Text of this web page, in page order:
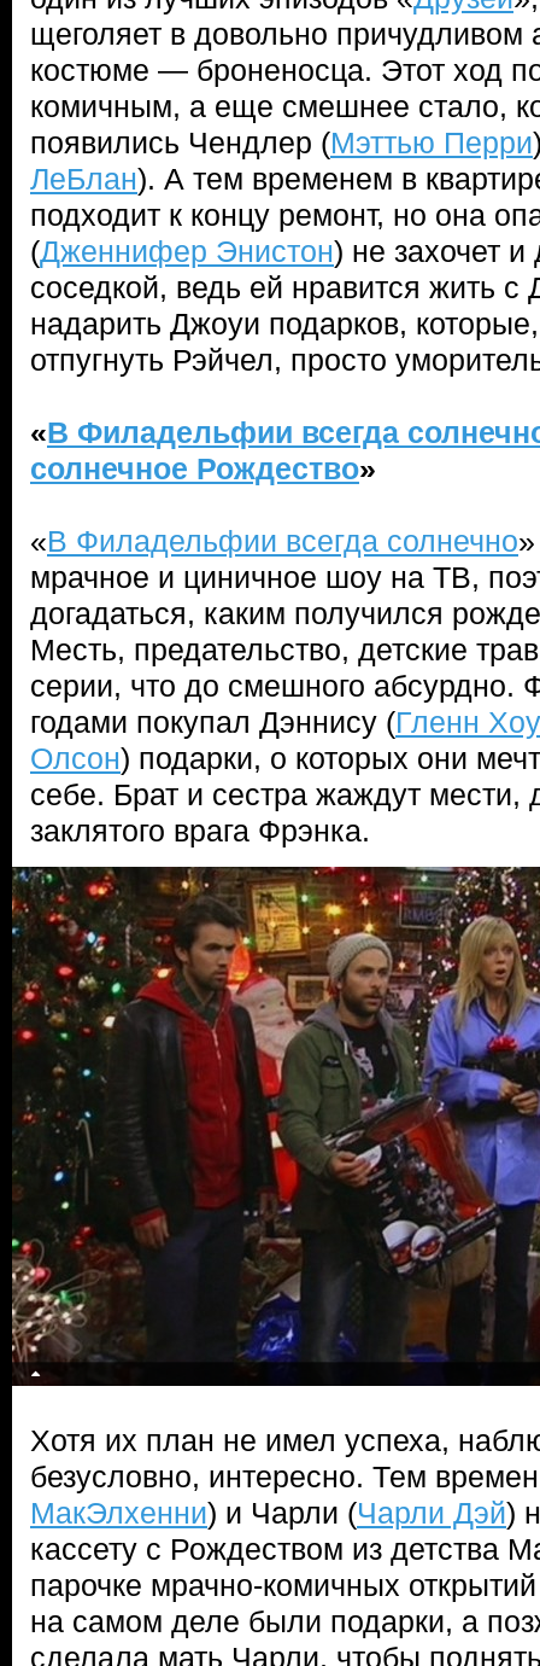
щеголяет в довольно причудливом
костюме — броненосца. Этот ход
комичным, а еще смешнее стало,
появились Чендлер (Мэттью Перри
ЛеБлан). А тем временем в
подходит к концу ремонт, но она
(Дженнифер Энистон) не захочет
соседкой, ведь ей нравится жить
надарить Джоуи подарков,
отпугнуть Рэйчел, просто
«В Филадельфии всегда
солнечное Рождество»
«В Филадельфии всегда солнечно
мрачное и циничное шоу на ТВ,
догадаться, каким получился
Месть, предательство, детские
серии, что до смешного абсурдно.
годами покупал Дэннису (Гленн
Олсон) подарки, о которых они
себе. Брат и сестра жаждут мести,
заклятого врага Фрэнка.
Хотя их план не имел успеха,
безусловно, интересно. Тем
МакЭлхенни) и Чарли (Чарли Дэй)
кассету с Рождеством из детства
парочке мрачно-комичных
на самом деле были подарки, а
сделала мать Чарли, чтобы